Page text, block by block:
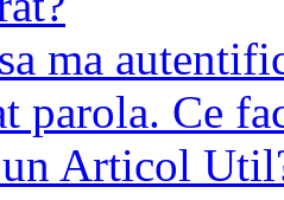
ma
parola. Ce
un Articol